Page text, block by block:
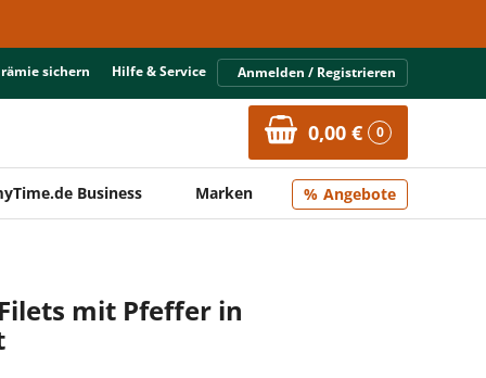
sichern Hilfe & Service Anmelden / Registrieren
0,00 € 0
Business Marken Angebote
mit Pfeffer in